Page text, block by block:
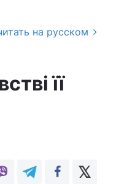
на русском
її